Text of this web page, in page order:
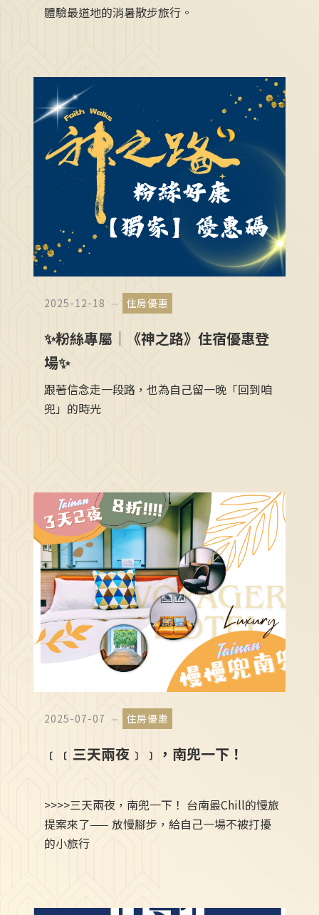
體驗最道地的消暑散步旅行。
2025-12-18 住房優惠
✨粉絲專屬｜《神之路》住宿優惠登
場✨
跟著信念走一段路，也為自己留一晚「回到咱
兜」的時光
2025-07-07 住房優惠
﹝﹝三天兩夜﹞﹞，南兜一下！
>>>>三天兩夜，南兜一下！ 台南最Chill的慢旅
提案來了—— 放慢腳步，給自己一場不被打擾
的小旅行